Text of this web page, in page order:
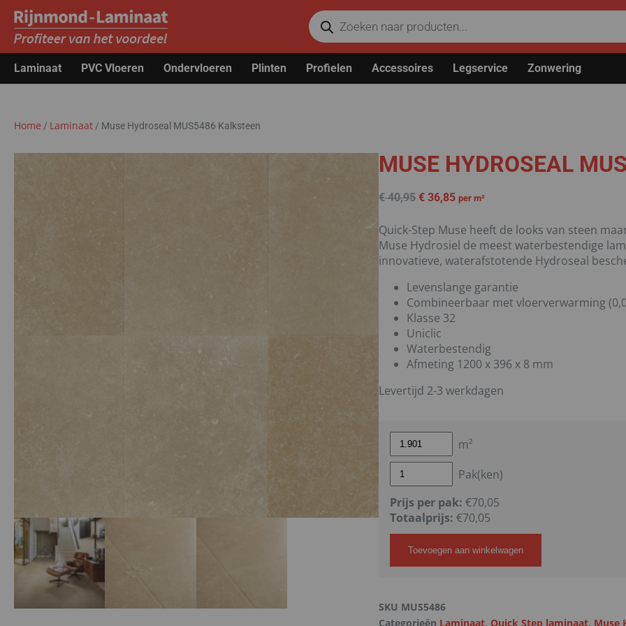
Laminaat PVC Vloeren Ondervloeren Plinten Profielen Accessoires Legservice Zonwering
Home / Laminaat / Muse Hydroseal MUS5486 Kalksteen
MUSE HYDROSEAL
€40,95 €36,85 per m²
Quick-Step Muse heeft de looks van steen
Muse Hydrosiel de meest waterbestendige
innovatieve, waterafstotende Hydroseal
Levenslange garantie
Combineerbaar met vloerverwarming
Klasse 32
Uniclic
Waterbestendig
Afmeting 1200 x 396 x 8 mm
Levertijd 2-3 werkdagen
m²
Pak(ken)
Prijs per pak: €70,05
Totaalprijs: €70,05
Toevoegen aan winkelwagen
SKU MUS5486
Categorieën Laminaat, Quick Step laminaat, Muse